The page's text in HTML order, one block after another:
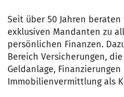
Seit über 50 Jahren beraten
exklusiven Mandanten zu
persönlichen Finanzen.
Bereich Versicherungen,
Geldanlage, Finanzierungen
Immobilienvermittlung als